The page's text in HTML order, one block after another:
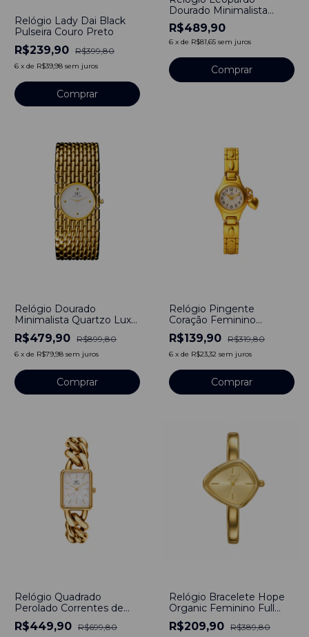
Relógio Lady Dai Black
Pulseira Couro Preto
R$239,90 R$399,80
6 x de R$39,98 sem juros
Comprar
Dourado Minimalista
Quartzo Luxo
R$489,90
6 x de R$81,65 sem juros
Relógio Dourado
Minimalista Quartzo Luxo
Dourado
R$479,90 R$899,80
6 x de R$79,98 sem juros
Relógio Pingente
Coração Feminino
Dourado
R$139,90 R$319,80
6 x de R$23,32 sem juros
Relógio Quadrado
Perolado Correntes de
Aço Inoxidável Dourado
R$449,90 R$699,80
Relógio Bracelete Hope
Organic Feminino Full
Dourado
R$209,90 R$389,80